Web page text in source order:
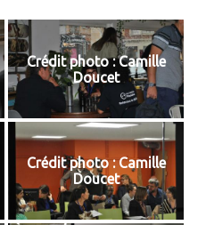
Crédit photo : Camille
Doucet
Crédit photo : Camille
Doucet